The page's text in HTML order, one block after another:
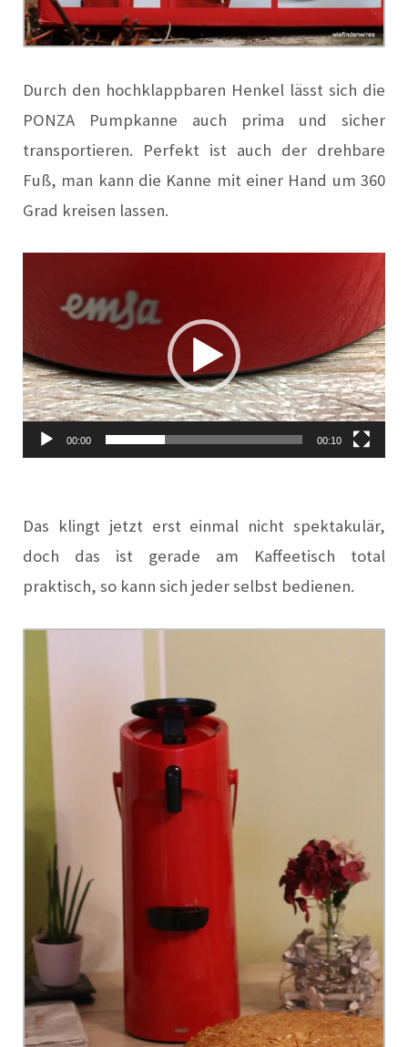
Durch den hochklappbaren Henkel lässt sich die
PONZA Pumpkanne auch prima und sicher
transportieren. Perfekt ist auch der drehbare
Fuß, man kann die Kanne mit einer Hand um 360
Grad kreisen lassen.
00:00 00:10
Das klingt jetzt erst einmal nicht spektakulär,
doch das ist gerade am Kaffeetisch total
praktisch, so kann sich jeder selbst bedienen.